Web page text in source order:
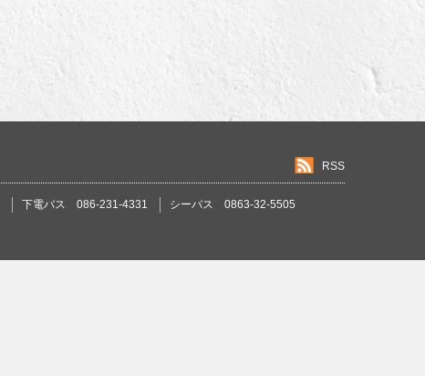
RSS
下電バス 086-231-4331
シーバス 0863-32-5505